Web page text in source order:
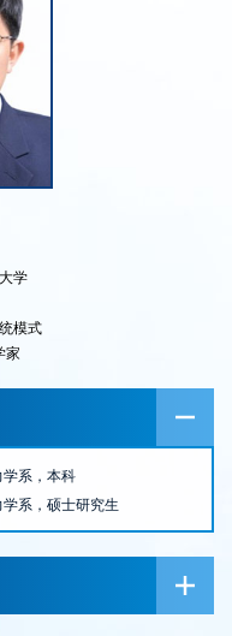
学
模式
家
系，本科
系，硕士研究生